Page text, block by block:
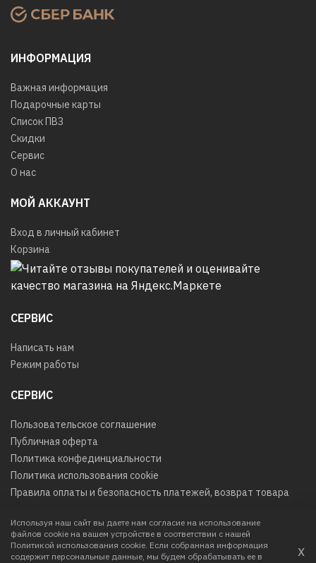
ИНФОРМАЦИЯ
Важная информация
Подарочные карты
Список ПВЗ
Скидки
Сервис
О нас
МОЙ АККАУНТ
Вход в личный кабинет
Корзина
СЕРВИС
Написать нам
Режим работы
СЕРВИС
Пользовательское соглашение
Публичная оферта
Политика конфединциальности
Политика использования cookie
Правила оплаты и безопасность платежей, возврат товара
© 2026Любое использование контента без письменного
разрешения запрещено
Используя наш сайт вы даете нам согласие на использование
файлов cookie на вашем устройстве в соответствии с нашей
Политикой использования cookie. Если собранная информация
содержит персональные данные, мы будем обрабатывать ее в
х